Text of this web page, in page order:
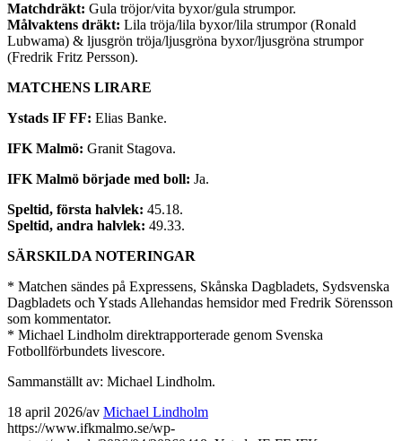
Matchdräkt: Gula tröjor/vita byxor/gula strumpor.
Målvaktens dräkt: Lila tröja/lila byxor/lila strumpor (Ronald
Lubwama) & ljusgrön tröja/ljusgröna byxor/ljusgröna strumpor
(Fredrik Fritz Persson).
MATCHENS LIRARE
Ystads IF FF: Elias Banke.
IFK Malmö: Granit Stagova.
IFK Malmö började med boll: Ja.
Speltid, första halvlek: 45.18.
Speltid, andra halvlek: 49.33.
SÄRSKILDA NOTERINGAR
* Matchen sändes på Expressens, Skånska Dagbladets, Sydsvenska
Dagbladets och Ystads Allehandas hemsidor med Fredrik Sörensson
som kommentator.
* Michael Lindholm direktrapporterade genom Svenska
Fotbollförbundets livescore.
Sammanställt av: Michael Lindholm.
18 april 2026/av Michael Lindholm
https://www.ifkmalmo.se/wp-